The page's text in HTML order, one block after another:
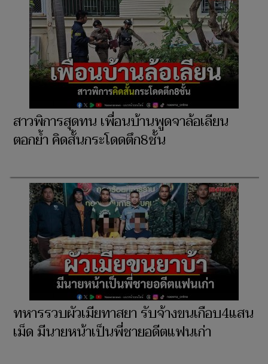
สาวพิการสุดทน เพื่อนบ้านพูดจาล้อเลียน
ตอกย้ำ คิดสั้นกระโดดตึก8ชั้น
ทหารรวบผัวเมียทาสยา รับจ้างขนเกือบ4แสน
เม็ด มีนายหน้าเป็นพี่ชายอดีตแฟนเก่า